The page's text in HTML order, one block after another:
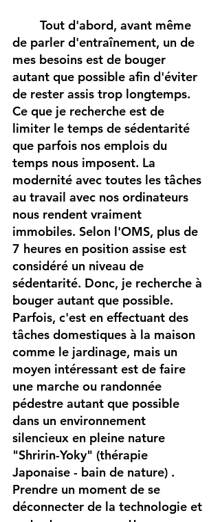
Tout d'abord, avant même
de parler d'entraînement, un de
mes besoins est de bouger
autant que possible afin d'éviter
de rester assis trop longtemps.
Ce que je recherche est de
limiter le temps de sédentarité
que parfois nos emplois du
temps nous imposent. La
modernité avec toutes les tâches
au travail avec nos ordinateurs
nous rendent vraiment
immobiles. Selon l'OMS, plus de
7 heures en position assise est
considéré un niveau de
sédentarité. Donc, je recherche à
bouger autant que possible.
Parfois, c'est en effectuant des
tâches domestiques à la maison
comme le jardinage, mais un
moyen intéressant est de faire
une marche ou randonnée
pédestre autant que possible
dans un environnement
silencieux en pleine nature
"Shririn-Yoky" (thérapie
Japonaise - bain de nature) .
Prendre un moment de se
déconnecter de la technologie et